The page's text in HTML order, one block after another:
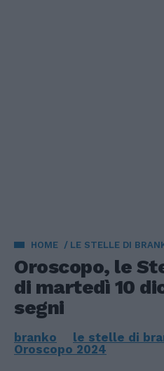
HOME LE STELLE DI
Oroscopo, le
di martedì 10
segni
branko le stelle di
Oroscopo 2024